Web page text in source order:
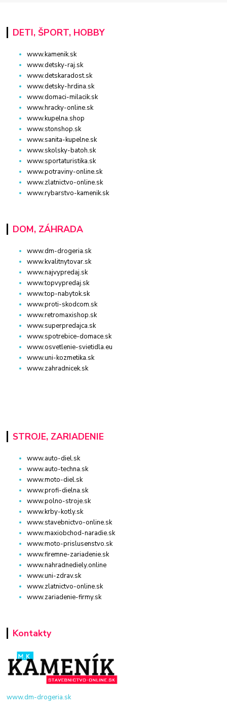
DETI, ŠPORT, HOBBY
www.kamenik.sk
www.detsky-raj.sk
www.detskaradost.sk
www.detsky-hrdina.sk
www.domaci-milacik.sk
www.hracky-online.sk
www.kupelna.shop
www.stonshop.sk
www.sanita-kupelne.sk
www.skolsky-batoh.sk
www.sportaturistika.sk
www.potraviny-online.sk
www.zlatnictvo-online.sk
www.rybarstvo-kamenik.sk
DOM, ZÁHRADA
www.dm-drogeria.sk
www.kvalitnytovar.sk
www.najvypredaj.sk
www.topvypredaj.sk
www.top-nabytok.sk
www.proti-skodcom.sk
www.retromaxishop.sk
www.superpredajca.sk
www.spotrebice-domace.sk
www.osvetlenie-svietidla.eu
www.uni-kozmetika.sk
www.zahradnicek.sk
STROJE, ZARIADENIE
www.auto-diel.sk
www.auto-techna.sk
www.moto-diel.sk
www.profi-dielna.sk
www.polno-stroje.sk
www.krby-kotly.sk
www.stavebnictvo-online.sk
www.maxiobchod-naradie.sk
www.moto-prislusenstvo.sk
www.firemne-zariadenie.sk
www.nahradnediely.online
www.uni-zdrav.sk
www.zlatnictvo-online.sk
www.zariadenie-firmy.sk
Kontakty
www.dm-drogeria.sk